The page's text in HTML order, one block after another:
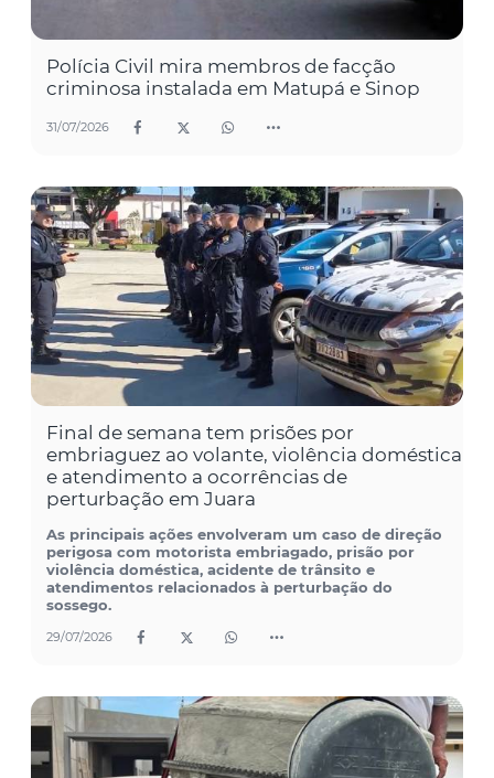
Polícia Civil mira membros de facção
criminosa instalada em Matupá e Sinop
31/07/2026
Final de semana tem prisões por
embriaguez ao volante, violência doméstica
e atendimento a ocorrências de
perturbação em Juara
As principais ações envolveram um caso de direção
perigosa com motorista embriagado, prisão por
violência doméstica, acidente de trânsito e
atendimentos relacionados à perturbação do
sossego.
29/07/2026